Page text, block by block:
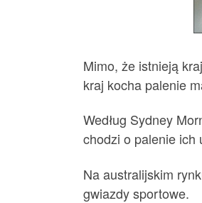
Mimo, że istnieją
kraj kocha palenie
Według Sydney
chodzi o palenie ich
Na australijskim
gwiazdy sportowe.